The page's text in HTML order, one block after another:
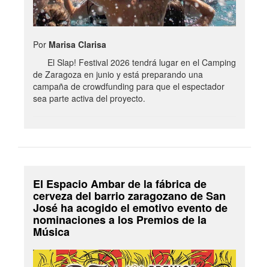
Por Marisa Clarisa
El Slap! Festival 2026 tendrá lugar en el Camping
de Zaragoza en junio y está preparando una
campaña de crowdfunding para que el espectador
sea parte activa del proyecto.
El Espacio Ambar de la fábrica de
cerveza del barrio zaragozano de San
José ha acogido el emotivo evento de
nominaciones a los Premios de la
Música